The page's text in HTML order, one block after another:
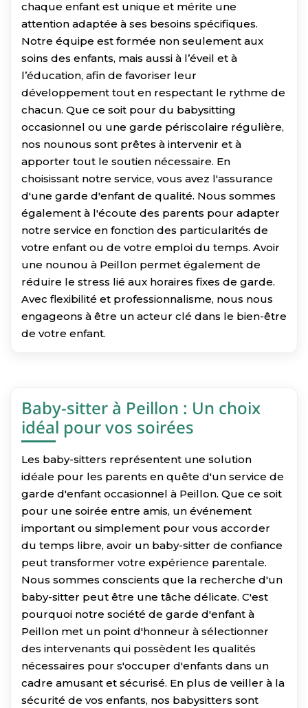
chaque enfant est unique et mérite une
attention adaptée à ses besoins spécifiques.
Notre équipe est formée non seulement aux
soins des enfants, mais aussi à l’éveil et à
l’éducation, afin de favoriser leur
développement tout en respectant le rythme de
chacun. Que ce soit pour du babysitting
occasionnel ou une garde périscolaire régulière,
nos nounous sont prêtes à intervenir et à
apporter tout le soutien nécessaire. En
choisissant notre service, vous avez l'assurance
d'une garde d'enfant de qualité. Nous sommes
également à l'écoute des parents pour adapter
notre service en fonction des particularités de
votre enfant ou de votre emploi du temps. Avoir
une nounou à Peillon permet également de
réduire le stress lié aux horaires fixes de garde.
Avec flexibilité et professionnalisme, nous nous
engageons à être un acteur clé dans le bien-être
de votre enfant.
Baby-sitter à Peillon : Un choix
idéal pour vos soirées
Les baby-sitters représentent une solution
idéale pour les parents en quête d'un service de
garde d'enfant occasionnel à Peillon. Que ce soit
pour une soirée entre amis, un événement
important ou simplement pour vous accorder
du temps libre, avoir un baby-sitter de confiance
peut transformer votre expérience parentale.
Nous sommes conscients que la recherche d'un
baby-sitter peut être une tâche délicate. C'est
pourquoi notre société de garde d'enfant à
Peillon met un point d'honneur à sélectionner
des intervenants qui possèdent les qualités
nécessaires pour s'occuper d'enfants dans un
cadre amusant et sécurisé. En plus de veiller à la
sécurité de vos enfants, nos babysitters sont